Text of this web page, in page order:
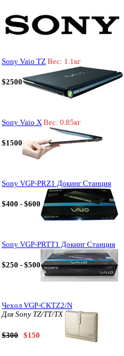
Sony Vaio TZ Вес: 1.1кг
$2500
Sony Vaio X Вес: 0.85кг
$1500
Sony VGP-PRZ1 Докинг Станция
$400 - $600
Sony VGP-PRTT1 Докинг Станция
$250 - $500
Чехол VGP-CKTZ2/N
Для Sony TZ/TT/TX
$300 $150